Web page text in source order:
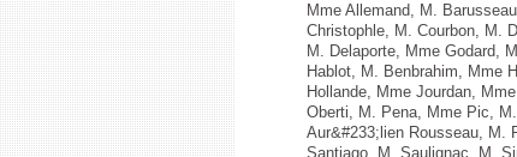
Mme Allemand, M.
Christophle, M. Courbon, M.
M. Delaporte, Mme Godard,
Hablot, M. Benbrahim, Mme
Hollande, Mme Jourdan,
Oberti, M. Pena, Mme Pic,
Aur&#233;lien Rousseau, M.
Santiago, M. Saulignac, M.